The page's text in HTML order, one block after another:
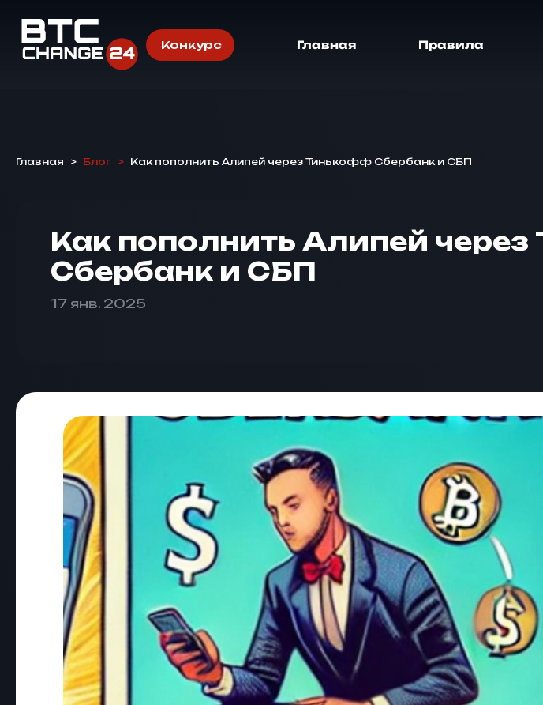
Конкурс Главная Правила
Главная > Блог > Как пополнить Алипей через Тинькофф Сбербанк и СБП
Как пополнить Алипей
Сбербанк и СБП
17 янв. 2025